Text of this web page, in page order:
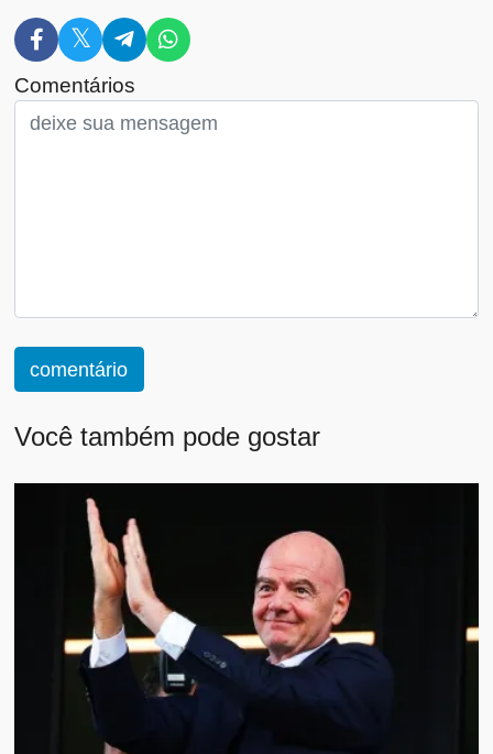
Comentários
comentário
Você também pode gostar